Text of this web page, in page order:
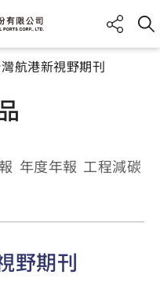
航港新視野期刊
年度年報 工程減碳
野期刊